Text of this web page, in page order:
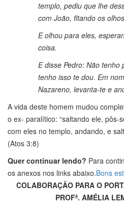
templo, pediu que lhe
com João, fitando os
E olhou para eles,
coisa.
E disse Pedro: Não
tenho isso te dou. Em
Nazareno, levanta-te e
A vida deste homem mudou
o ex- paralítico: “saltando ele, pôs-
com eles no templo, andando, e
(Atos 3:8)
Quer continuar lendo? Para
os anexos nos links abaixo.Bons
COLABORAÇÃO PARA O
PROFª. AMÉLIA